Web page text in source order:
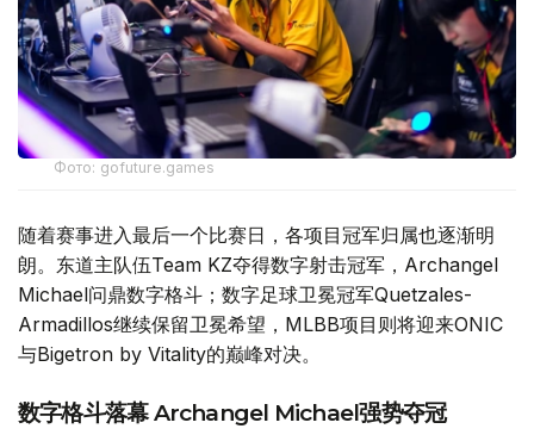
Фото: gofuture.games
随着赛事进入最后一个比赛日，各项目冠军归属也逐渐明
朗。东道主队伍Team KZ夺得数字射击冠军，Archangel
Michael问鼎数字格斗；数字足球卫冕冠军Quetzales-
Armadillos继续保留卫冕希望，MLBB项目则将迎来ONIC
与Bigetron by Vitality的巅峰对决。
数字格斗落幕 Archangel Michael强势夺冠